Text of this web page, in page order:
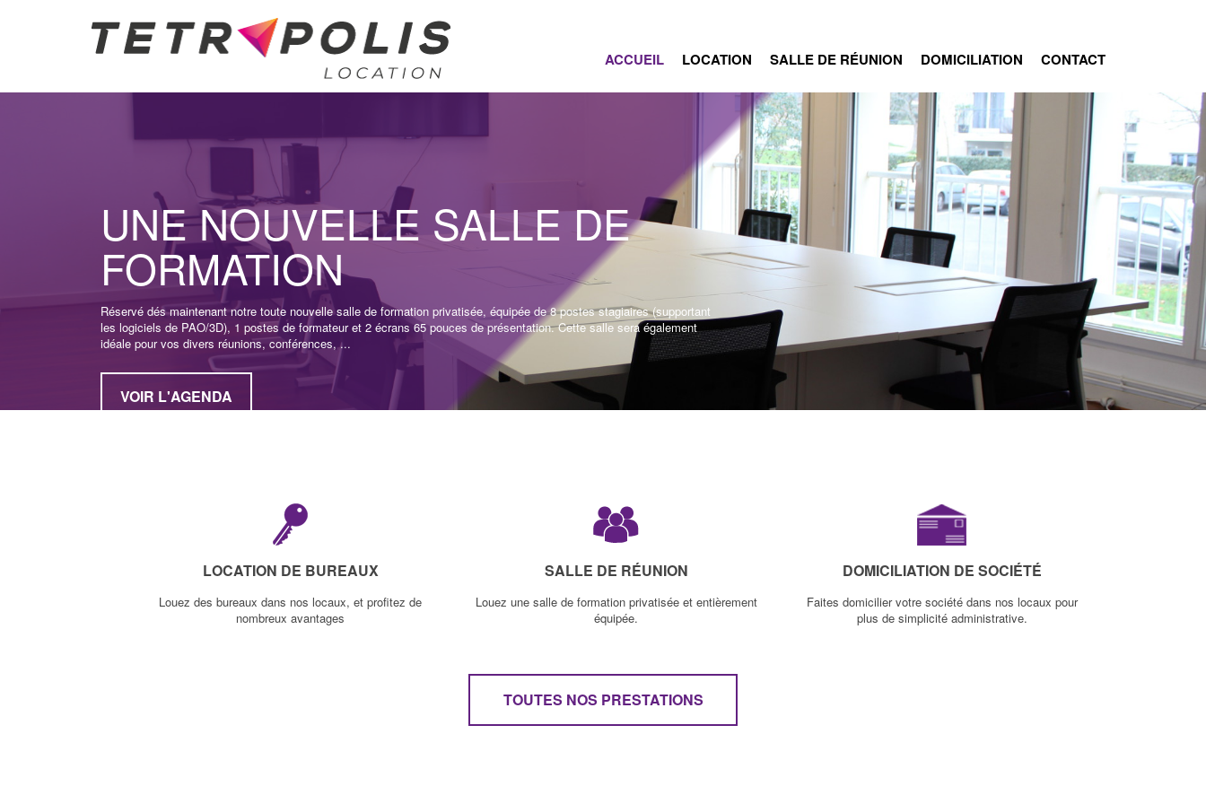
ACCUEIL LOCATION SALLE DE RÉUNION DOMICILIATION CONTACT
UNE NOUVELLE SALLE DE
FORMATION
Réservé dés maintenant notre toute nouvelle salle de formation privatisée, équipée de 8 postes stagiaires (supportant
les logiciels de PAO/3D), 1 postes de formateur et 2 écrans 65 pouces de présentation. Cette salle sera également
idéale pour vos divers réunions, conférences, ...
VOIR L'AGENDA
LOCATION DE BUREAUX
Louez des bureaux dans nos locaux, et profitez de
nombreux avantages
SALLE DE RÉUNION
Louez une salle de formation privatisée et entièrement
équipée.
DOMICILIATION DE SOCIÉTÉ
Faites domicilier votre société dans nos locaux pour
plus de simplicité administrative.
TOUTES NOS PRESTATIONS